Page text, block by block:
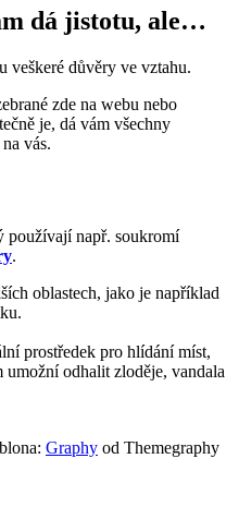
dá jistotu, ale…
veškeré důvěry ve vztahu.
zde na webu nebo
je, dá vám všechny
vás.
používají např. soukromí
.
oblastech, jako je například
prostředek pro hlídání míst,
umožní odhalit zloděje, vandala
Graphy od Themegraphy